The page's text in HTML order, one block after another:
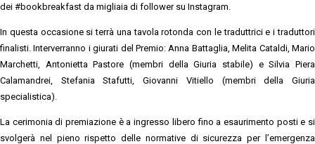
dei #bookbreakfast da migliaia di follower su Instagram.
In questa occasione si terrà una tavola rotonda con le traduttrici e i traduttori
finalisti. Interverranno i giurati del Premio: Anna Battaglia, Melita Cataldi, Mario
Marchetti, Antonietta Pastore (membri della Giuria stabile) e Silvia Piera
Calamandrei, Stefania Stafutti, Giovanni Vitiello (membri della Giuria
specialistica).
La cerimonia di premiazione è a ingresso libero fino a esaurimento posti e si
svolgerà nel pieno rispetto delle normative di sicurezza per l’emergenza